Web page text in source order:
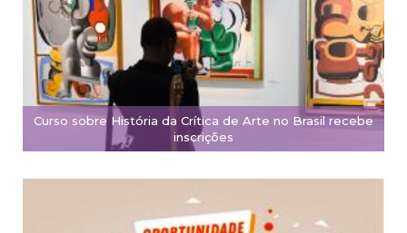
Curso sobre História da Crítica de Arte no Brasil recebe
inscrições